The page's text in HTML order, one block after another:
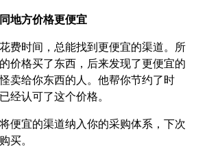
地方价格更便宜
费时间，总能找到更便宜的渠道。所
价格买了东西，后来发现了更便宜的
卖给你东西的人。他帮你节约了时
经认可了这个价格。
便宜的渠道纳入你的采购体系，下次
买。